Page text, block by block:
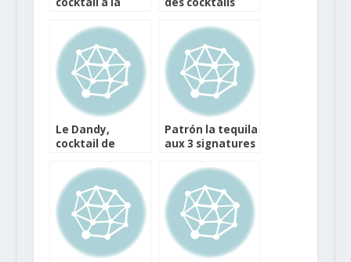
Silver par Mido
Ahmed Yahi
Le Dandy,
cocktail de
Calvados
Patrón la tequila
aux 3 signatures